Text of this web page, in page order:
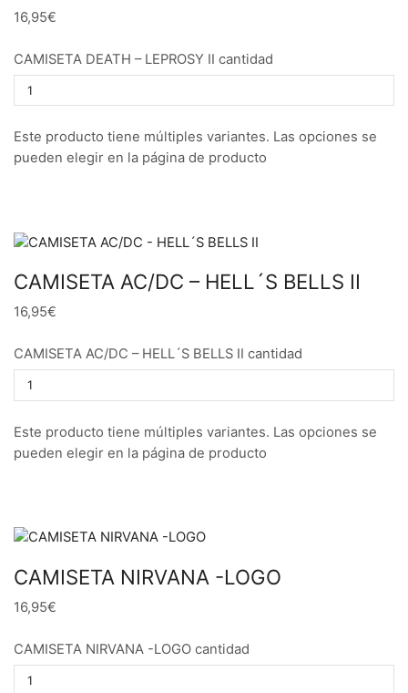
16,95€
CAMISETA DEATH – LEPROSY II cantidad
Este producto tiene múltiples variantes. Las opciones se
pueden elegir en la página de producto
CAMISETA AC/DC – HELL´S BELLS II
16,95€
CAMISETA AC/DC – HELL´S BELLS II cantidad
Este producto tiene múltiples variantes. Las opciones se
pueden elegir en la página de producto
CAMISETA NIRVANA -LOGO
16,95€
CAMISETA NIRVANA -LOGO cantidad